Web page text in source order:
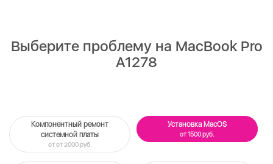
Выберите проблему на MacBook Pro
A1278
Компонентный ремонт
системной платы
от от 2000 руб.
Установка MacOS
от 1500 руб.